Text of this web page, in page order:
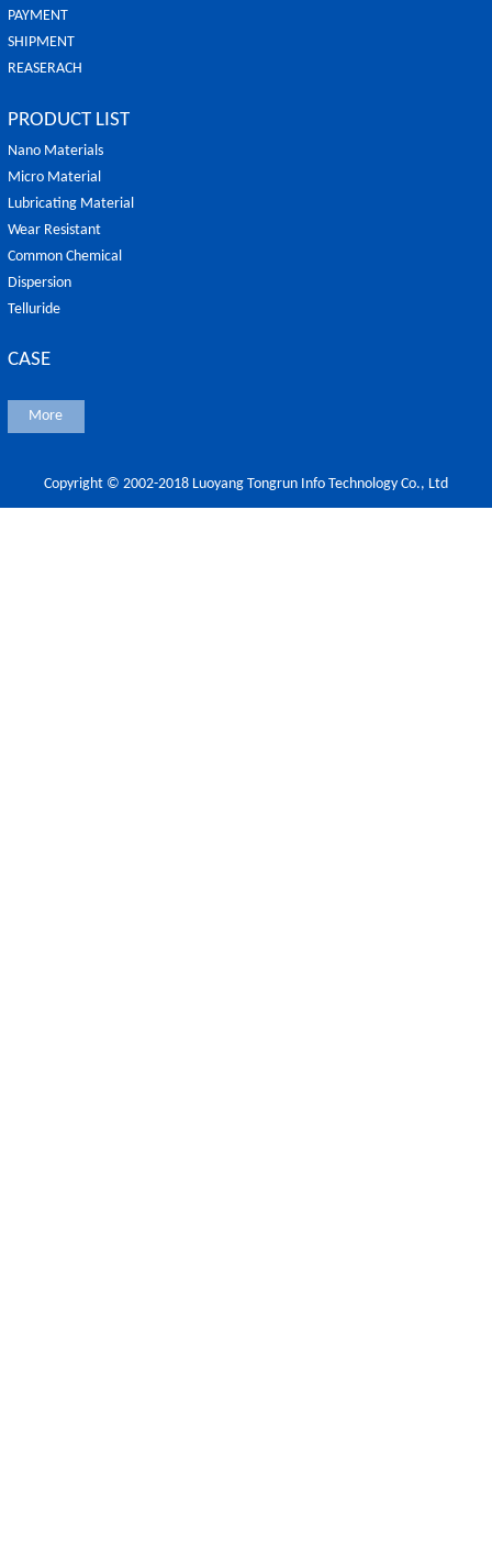
PAYMENT
SHIPMENT
REASERACH
PRODUCT LIST
Nano Materials
Micro Material
Lubricating Material
Wear Resistant
Common Chemical
Dispersion
Telluride
CASE
More
Copyright © 2002-2018 Luoyang Tongrun Info Technology Co., Ltd